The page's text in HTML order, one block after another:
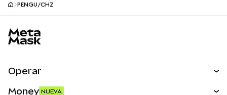
PENGU/CHZ
Operar
Money NUEVA